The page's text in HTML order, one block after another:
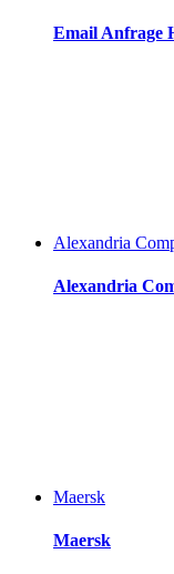
Email Anfrage
Alexandria
Alexandria
Maersk
Maersk